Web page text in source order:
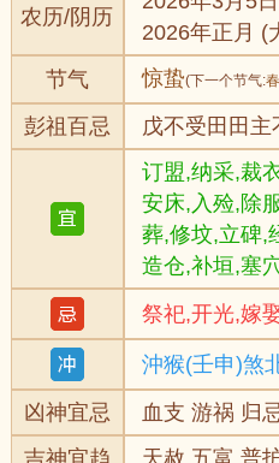
农历/阴历
2026年正月 (
节气
惊蛰(下一个节气:
彭祖百忌
戊不受田田
订盟,纳采,裁
安床,入殓,除
葬,修坟,立碑,
造仓,补垣,塞
祭祀,开光,嫁
沖猴(壬申)煞
凶神宜忌
血支 游祸 归
吉神宜趋
天赦 五富 普